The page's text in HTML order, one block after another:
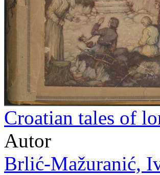
Croatian tales of
Autor
Brlić-Mažuranić,